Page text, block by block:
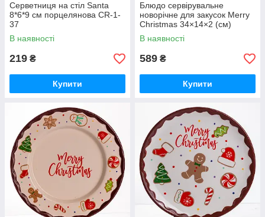
Серветниця на стіл Santa
8*6*9 см порцелянова CR-1-
37
В наявності
219 ₴
Купити
Блюдо сервірувальне
новорічне для закусок Merry
Christmas 34×14×2 (см)
блюдо прямокутне різдвяне з
порцеляни CR-1-38
В наявності
589 ₴
Купити